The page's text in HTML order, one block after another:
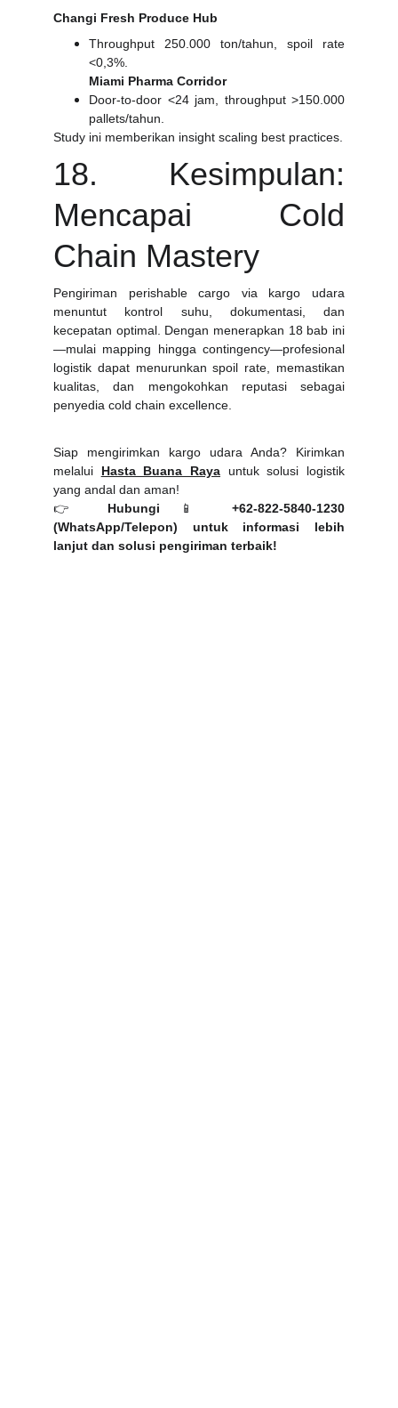
Changi Fresh Produce Hub
Throughput 250.000 ton/tahun, spoil rate
<0,3%.
Miami Pharma Corridor
Door-to-door <24 jam, throughput >150.000
pallets/tahun.
Study ini memberikan insight scaling best practices.
18. Kesimpulan:
Mencapai Cold
Chain Mastery
Pengiriman perishable cargo via kargo udara
menuntut kontrol suhu, dokumentasi, dan
kecepatan optimal. Dengan menerapkan 18 bab ini
—mulai mapping hingga contingency—profesional
logistik dapat menurunkan spoil rate, memastikan
kualitas, dan mengokohkan reputasi sebagai
penyedia cold chain excellence.
Siap mengirimkan kargo udara Anda? Kirimkan
melalui Hasta Buana Raya untuk solusi logistik
yang andal dan aman!
👉 Hubungi 📱
+62-822-5840-1230
(WhatsApp/Telepon) untuk informasi lebih
lanjut dan solusi pengiriman terbaik!